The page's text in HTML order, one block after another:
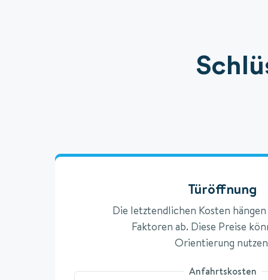
Türöffnung
Die letztendlichen Kosten
Faktoren ab. Diese Preise
Orientierung
Anfahrtskosten